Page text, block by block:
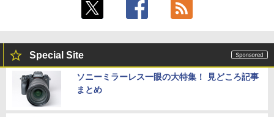
Special Site
ソニーミラーレス一眼の大特集！ 見どころ記事
まとめ